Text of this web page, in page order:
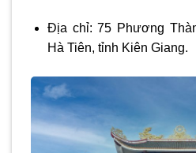
Địa chỉ: 75 Phương
Hà Tiên, tỉnh Kiên Giang.